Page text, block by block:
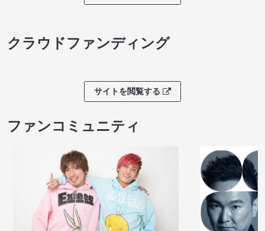
クラウドファンディング
サイトを閲覧する
ファンコミュニティ